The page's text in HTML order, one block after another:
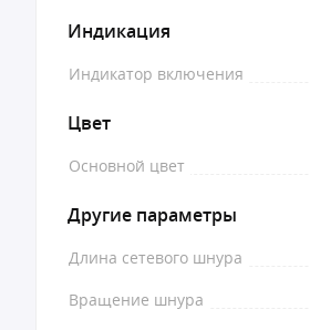
Индикация
Индикатор включения
Цвет
Основной цвет
Другие параметры
Длина сетевого шнура
Вращение шнура